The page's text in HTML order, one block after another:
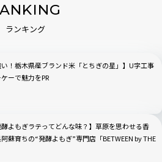
ランキング
い！栃木県産ブランド米「とちぎの星」】U字工事
ーで魅力をPR
酵よもぎラテってどんな味？】草原を思わせる香
蘇育ちの“発酵よもぎ”専門店「BETWEEN by THE